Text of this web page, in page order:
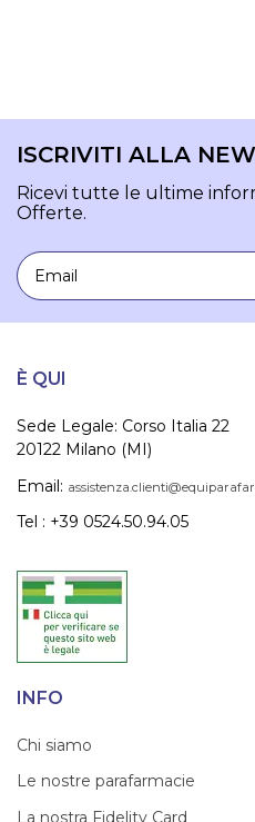
ISCRIVITI ALLA
Ricevi tutte le ultime
Offerte.
Email
È QUI
Sede Legale: Corso Italia 22
20122 Milano (MI)
Email:
Tel : +39 0524.50.94.05
INFO
Chi siamo
Le nostre parafarmacie
La nostra Fidelity Card